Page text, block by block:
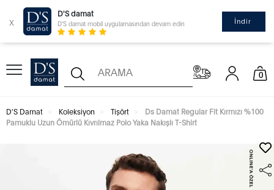
x
D'S damat
D'S damat mobil uygulamasından devam edin İndir
0
D'S Damat Koleksiyon Tişört
Ds Damat Regular Fit Kırmızı %100
Pamuklu Uzun Ömürlü Kıvrılmaz Polo Yaka Nakışlı T-Shirt